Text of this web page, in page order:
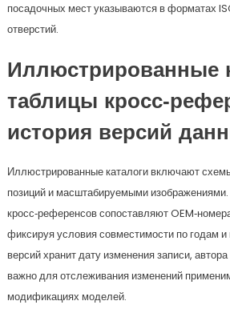
посадочных мест указываются в форматах
отверстий.
Иллюстрированные
таблицы
история версий
Иллюстрированные каталоги включают
позиций и масштабируемыми
кросс‑референсов сопоставляют
фиксируя условия совместимости по годам
версий хранит дату изменения записи,
важно для отслеживания изменений
модификациях моделей.